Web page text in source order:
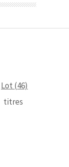
Lot (46)
titres